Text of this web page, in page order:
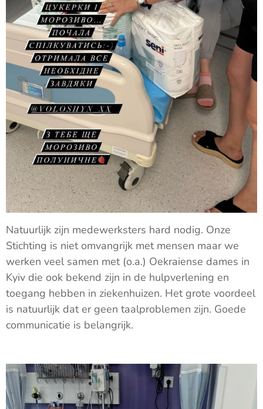
Natuurlijk zijn medewerksters hard nodig. Onze
Stichting is niet omvangrijk met mensen maar we
werken veel samen met (o.a.) Oekraiense dames in
Kyiv die ook bekend zijn in de hulpverlening en
toegang hebben in ziekenhuizen. Het grote voordeel
is natuurlijk dat er geen taalproblemen zijn. Goede
communicatie is belangrijk.